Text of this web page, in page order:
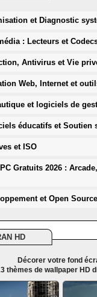
et Diagnostic
: Lecteurs et
Antivirus et Vie
Web, Internet et
et logiciels de
éducatifs et Soutien
et ISO
Gratuits 2026 :
et Open Source
HD
Décorer votre fond
thèmes de wallpaper HD